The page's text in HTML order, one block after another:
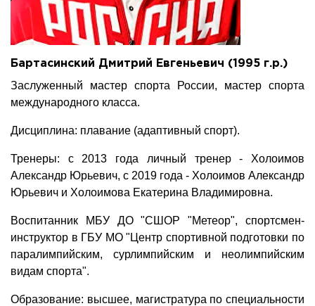
Бартасинский Дмитрий Евгеньевич (1995 г.р.)
Заслуженный мастер спорта России, мастер спорта
международного класса.
Дисциплина: плавание (адаптивный спорт).
Тренеры: с 2013 года личный тренер - Холоимов
Александр Юрьевич, с 2019 года - Холоимов Александр
Юрьевич и Холоимова Екатерина Владимировна.
Воспитанник МБУ ДО "СШОР "Метеор", спортсмен-
инструктор в ГБУ МО "Центр спортивной подготовки по
паралимпийским, сурлимпийским и неолимпийским
видам спорта".
Образование: высшее, магистратура по специальности